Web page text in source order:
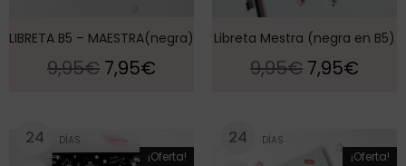
LIBRETA B5 – MAESTRA(negra)
9,95€ 7,95€
Libreta Mestra (negra en B5)
9,95€ 7,95€
¡Oferta!
24 DÍAS
¡Oferta!
24 DÍAS